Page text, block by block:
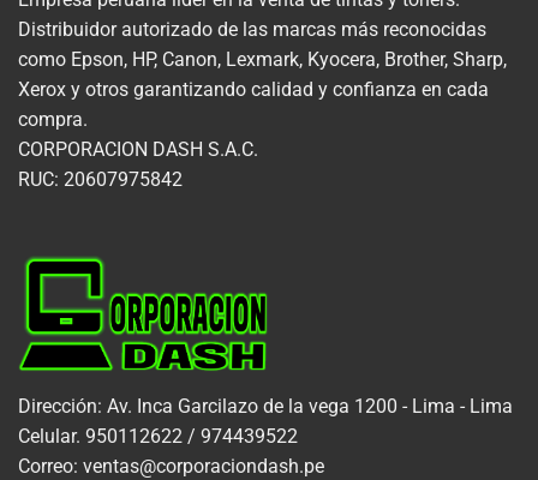
Distribuidor autorizado de las marcas más reconocidas
como Epson, HP, Canon, Lexmark, Kyocera, Brother, Sharp,
Xerox y otros garantizando calidad y confianza en cada
compra.
CORPORACION DASH S.A.C.
RUC: 20607975842
Dirección: Av. Inca Garcilazo de la vega 1200 - Lima - Lima
Celular. 950112622 / 974439522
Correo: ventas@corporaciondash.pe